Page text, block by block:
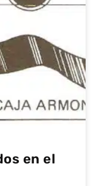
en el